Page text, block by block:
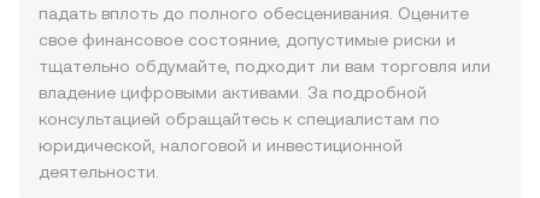
падать вплоть до полного обесценивания. Оцените
свое финансовое состояние, допустимые риски и
тщательно обдумайте, подходит ли вам торговля или
владение цифровыми активами. За подробной
консультацией обращайтесь к специалистам по
юридической, налоговой и инвестиционной
деятельности.